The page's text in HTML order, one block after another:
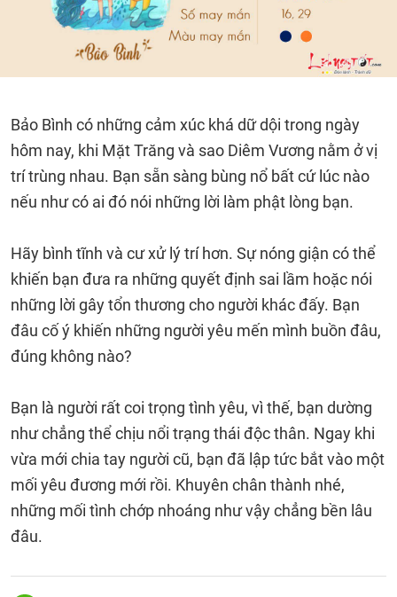
Bảo Bình có những cảm xúc khá dữ dội trong ngày
hôm nay, khi Mặt Trăng và sao Diêm Vương nằm ở vị
trí trùng nhau. Bạn sẵn sàng bùng nổ bất cứ lúc nào
nếu như có ai đó nói những lời làm phật lòng bạn.
Hãy bình tĩnh và cư xử lý trí hơn. Sự nóng giận có thể
khiến bạn đưa ra những quyết định sai lầm hoặc nói
những lời gây tổn thương cho người khác đấy. Bạn
đâu cố ý khiến những người yêu mến mình buồn đâu,
đúng không nào?
Bạn là người rất coi trọng tình yêu, vì thế, bạn dường
như chẳng thể chịu nổi trạng thái độc thân. Ngay khi
vừa mới chia tay người cũ, bạn đã lập tức bắt vào một
mối yêu đương mới rồi. Khuyên chân thành nhé,
những mối tình chớp nhoáng như vậy chẳng bền lâu
đâu.